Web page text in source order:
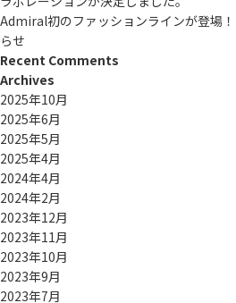
Admiral初のファッションラインが登場
らせ
Recent Comments
Archives
2025年10月
2025年6月
2025年5月
2025年4月
2024年4月
2024年2月
2023年12月
2023年11月
2023年10月
2023年9月
2023年7月